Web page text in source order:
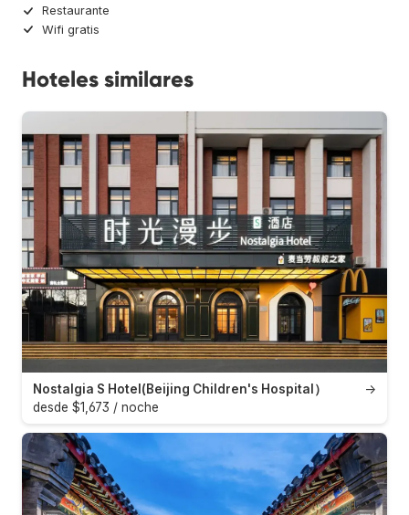
Restaurante
Wifi gratis
Hoteles similares
→
Nostalgia S Hotel(Beijing Children's Hospital）
desde $1,673 / noche